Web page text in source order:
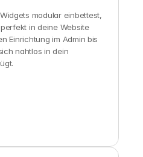
modular einbettest,
in deine Website
Einrichtung im Admin bis
nahtlos in dein